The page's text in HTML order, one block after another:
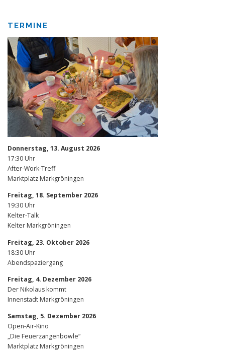
TERMINE
Donnerstag, 13. August 2026
17:30 Uhr
After-Work-Treff
Marktplatz Markgröningen
Freitag, 18. September 2026
19:30 Uhr
Kelter-Talk
Kelter Markgröningen
Freitag, 23. Oktober 2026
18:30 Uhr
Abendspaziergang
Freitag, 4. Dezember 2026
Der Nikolaus kommt
Innenstadt Markgröningen
Samstag, 5. Dezember 2026
Open-Air-Kino
„Die Feuerzangenbowle“
Marktplatz Markgröningen